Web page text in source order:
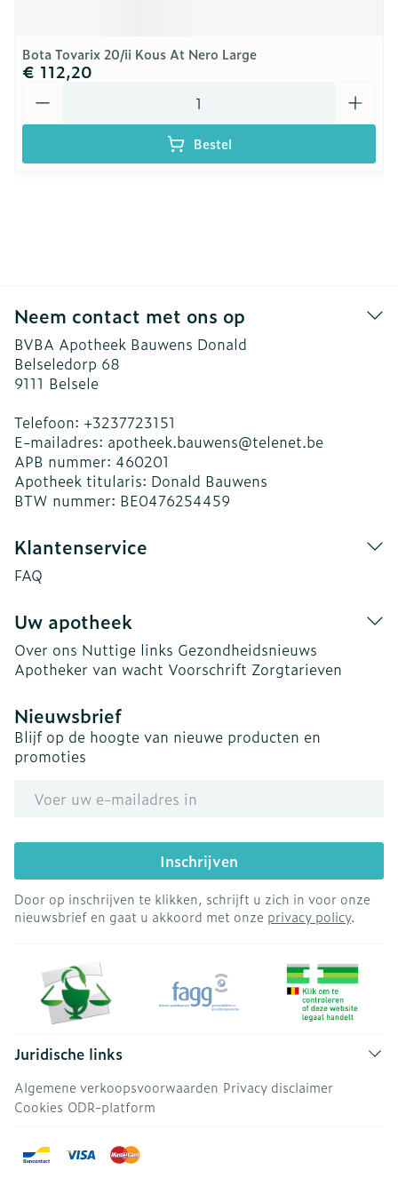
Bota Tovarix 20/ii Kous At Nero Large
€ 112,20
Bestel
Neem contact met ons op
BVBA Apotheek Bauwens Donald
Belseledorp 68
9111 Belsele
Telefoon: +3237723151
E-mailadres: apotheek.bauwens@telenet.be
APB nummer: 460201
Apotheek titularis: Donald Bauwens
BTW nummer: BE0476254459
Klantenservice
FAQ
Uw apotheek
Over ons Nuttige links Gezondheidsnieuws
Apotheker van wacht Voorschrift Zorgtarieven
Nieuwsbrief
Blijf op de hoogte van nieuwe producten en
promoties
Inschrijven
Door op inschrijven te klikken, schrijft u zich in voor onze
nieuwsbrief en gaat u akkoord met onze privacy policy.
Juridische links
Algemene verkoopsvoorwaarden Privacy disclaimer
Cookies ODR-platform